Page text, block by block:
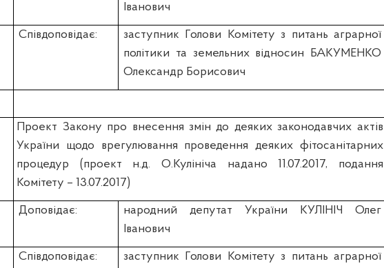
Іванович
Співдоповідає:
заступник Голови Комітету з питань аграрної
політики та земельних відносин БАКУМЕНКО
Олександр Борисович
Проект Закону про внесення змін до деяких законодавчих актів
України щодо врегулювання проведення деяких фітосанітарних
процедур (проект н.д. О.Кулініча надано 11.07.2017, подання
Комітету – 13.07.2017)
Доповідає:
народний депутат України КУЛІНІЧ Олег
Іванович
Співдоповідає:
заступник Голови Комітету з питань аграрної